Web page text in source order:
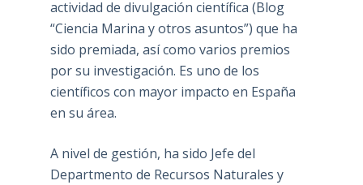
actividad de divulgación científica (Blog
“Ciencia Marina y otros asuntos”) que ha
sido premiada, así como varios premios
por su investigación. Es uno de los
científicos con mayor impacto en España
en su área.
A nivel de gestión, ha sido Jefe del
Departmento de Recursos Naturales y